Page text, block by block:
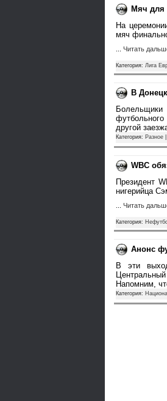
Мяч для
На
мяч
Читать
Категория: Лига
В
Болельщики
другой
Категория: Разное
WBC
Президент
нигерийца
Читать
Категория:
Анонс
В эти
Центральный
Напомним,
Категория: